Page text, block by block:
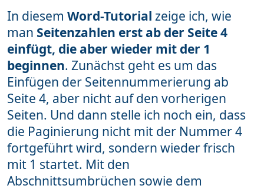
In diesem Word-Tutorial zeige ich, wie
man Seitenzahlen erst ab der Seite 4
einfügt, die aber wieder mit der 1
beginnen. Zunächst geht es um das
Einfügen der Seitennummerierung ab
Seite 4, aber nicht auf den vorherigen
Seiten. Und dann stelle ich noch ein, dass
die Paginierung nicht mit der Nummer 4
fortgeführt wird, sondern wieder frisch
mit 1 startet. Mit den
Abschnittsumbrüchen sowie dem
Programme
Webdesign
Windows 19
Word 111
Unterstütze mich
Mehr über mich